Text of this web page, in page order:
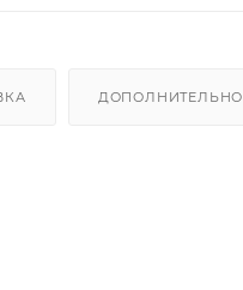
ДОПОЛНИТЕЛЬНО